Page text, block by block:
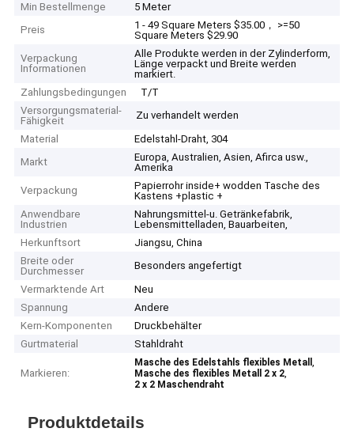
Min Bestellmenge
5 Meter
Preis
1 - 49 Square Meters $35.00， >=50
Square Meters $29.90
Verpackung
Informationen
Alle Produkte werden in der Zylinderform,
Länge verpackt und Breite werden
markiert.
Zahlungsbedingungen
T/T
Versorgungsmaterial-
Fähigkeit
Zu verhandelt werden
Material
Edelstahl-Draht, 304
Markt
Europa, Australien, Asien, Afirca usw.,
Amerika
Verpackung
Papierrohr inside+ wodden Tasche des
Kastens +plastic +
Anwendbare
Industrien
Nahrungsmittel-u. Getränkefabrik,
Lebensmittelladen, Bauarbeiten,
Herkunftsort
Jiangsu, China
Breite oder
Durchmesser
Besonders angefertigt
Vermarktende Art
Neu
Spannung
Andere
Kern-Komponenten
Druckbehälter
Gurtmaterial
Stahldraht
Markieren:
Masche des Edelstahls flexibles Metall,
Masche des flexibles Metall 2 x 2,
2 x 2 Maschendraht
Produktdetails